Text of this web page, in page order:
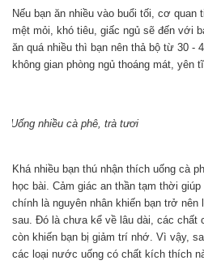
Nếu bạn ăn nhiều vào buổi tối, cơ quan
mệt mỏi, khó tiêu, giấc ngủ sẽ đến với
ăn quá nhiều thì bạn nên thả bộ từ 30 -
không gian phòng ngủ thoáng mát, yên
Uống nhiều cà phê, trà tươi
Khá nhiều bạn thú nhận thích uống cà
học bài. Cảm giác an thần tạm thời giúp
chính là nguyên nhân khiến bạn trở
sau. Đó là chưa kể về lâu dài, các chất
còn khiến bạn bị giảm trí nhớ. Vì vậy,
các loại nước uống có chất kích thích